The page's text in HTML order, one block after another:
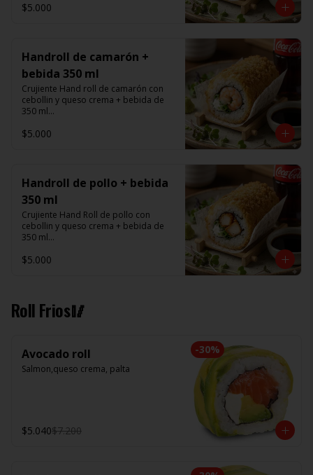
Promoción valida de Lunes a viernes
$5.000
Handroll de camarón +
bebida 350 ml
Crujiente Hand roll de camarón con
cebollin y queso crema + bebida de
350 ml
Promoción valida de Lunes a viernes
$5.000
Handroll de pollo + bebida
350 ml
Crujiente Hand Roll de pollo con
cebollin y queso crema + bebida de
350 ml
Promoción valida de Lunes a viernes
$5.000
Roll Frios🥢
-30%
Avocado roll
Salmon,queso crema, palta
$5.040$7.200